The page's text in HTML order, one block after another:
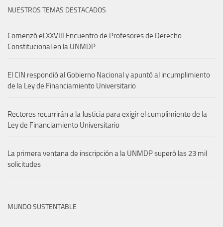
NUESTROS TEMAS DESTACADOS
Comenzó el XXVIII Encuentro de Profesores de Derecho
Constitucional en la UNMDP
El CIN respondió al Gobierno Nacional y apuntó al incumplimiento
de la Ley de Financiamiento Universitario
Rectores recurrirán a la Justicia para exigir el cumplimiento de la
Ley de Financiamiento Universitario
La primera ventana de inscripción a la UNMDP superó las 23 mil
solicitudes
MUNDO SUSTENTABLE